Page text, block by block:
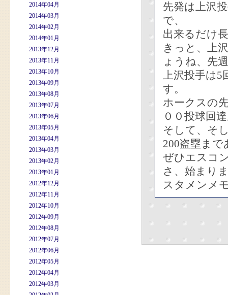
2014年04月
2014年03月
2014年02月
2014年01月
2013年12月
2013年11月
2013年10月
2013年09月
2013年08月
2013年07月
2013年06月
2013年05月
2013年04月
2013年03月
2013年02月
2013年01月
2012年12月
2012年11月
2012年10月
2012年09月
2012年08月
2012年07月
2012年06月
2012年05月
2012年04月
2012年03月
先発は上沢
で、
出来るだけ
きっと、上
ょうね、先
上沢投手は5
す。
ホークスの
００投球回
そして、そ
200盗塁まで
ぜひエスコ
さ、始まり
スタメンメ